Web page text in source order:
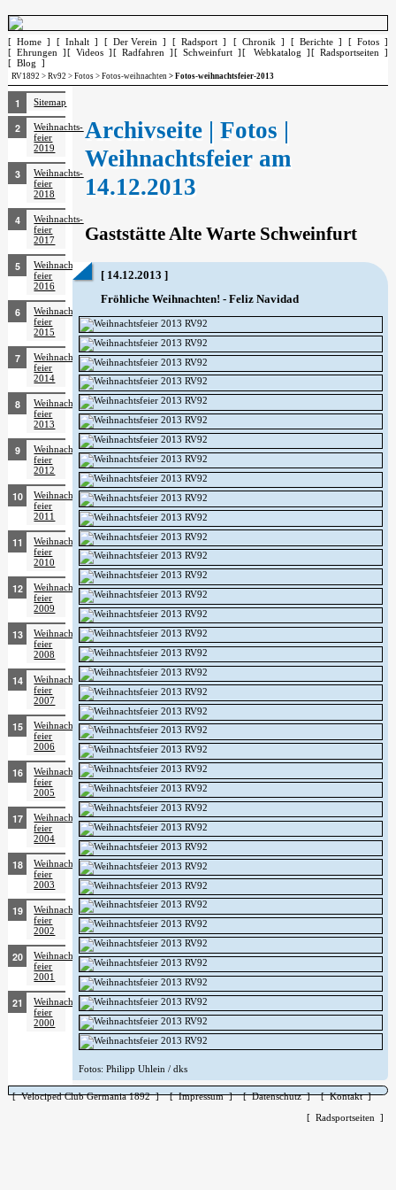
[ Home ] [ Inhalt ] [ Der Verein ] [ Radsport ] [ Chronik ] [ Berichte ]
[ Fotos ]
[ Ehrungen ][ Videos ][ Radfahren ][ Schweinfurt ][ Webkatalog ][ Radsportseiten ]
[ Blog ]
RV1892 >Rv92 >Fotos >Fotos-weihnachten > Fotos-weihnachtsfeier-2013
Sitemap
Weihnachts­
feier
2019
Weihnachts­
feier
2018
Weihnachts­
feier
2017
Weihnachts­
feier
2016
Weihnachts­
feier
2015
Weihnachts­
feier
2014
Weihnachts­
feier
2013
Weihnachts­
feier
2012
Weihnachts­
feier
2011
Weihnachts­
feier
2010
Weihnachts­
feier
2009
Weihnachts­
feier
2008
Weihnachts­
feier
2007
Weihnachts­
feier
2006
Weihnachts­
feier
2005
Weihnachts­
feier
2004
Weihnachts­
feier
2003
Weihnachts­
feier
2002
Weihnachts­
feier
2001
Weihnachts­
feier
2000
Archivseite | Fotos |
Weihnachtsfeier am
14.12.2013
Gaststätte Alte Warte Schweinfurt
[ 14.12.2013 ]
Fröhliche Weihnachten! - Feliz Navidad
Fotos: Philipp Uhlein / dks
[ Velociped Club Germania 1892 ] [ Impressum ] [ Datenschutz ]
[ Kontakt ]
[ Radsportseiten ]